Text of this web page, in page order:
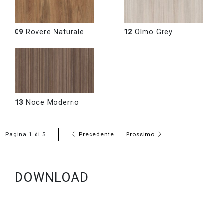
09 Rovere Naturale 12 Olmo Grey
13 Noce Moderno
Pagina 1 di 5 Precedente Prossimo
DOWNLOAD